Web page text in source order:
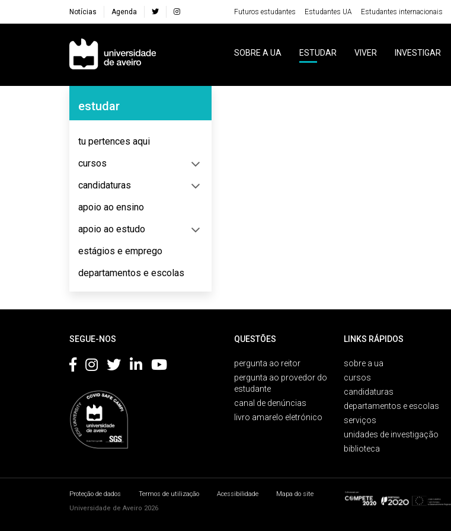
Notícias Agenda Futuros estudantes Estudantes UA Estudantes internacionais
Navegação Principal
SOBRE A UA ESTUDAR VIVER INVESTIGAR
Navegação Lateral
estudar
tu pertences aqui
cursos
candidaturas
apoio ao ensino
apoio ao estudo
estágios e emprego
departamentos e escolas
SEGUE-NOS QUESTÕES
pergunta ao reitor
pergunta ao provedor do
estudante
canal de denúncias
livro amarelo eletrónico
LINKS RÁPIDOS
sobre a ua
cursos
candidaturas
departamentos e escolas
serviços
unidades de investigação
biblioteca
Proteção de dados Termos de utilização Acessibilidade
Mapa do site
Universidade de Aveiro 2026